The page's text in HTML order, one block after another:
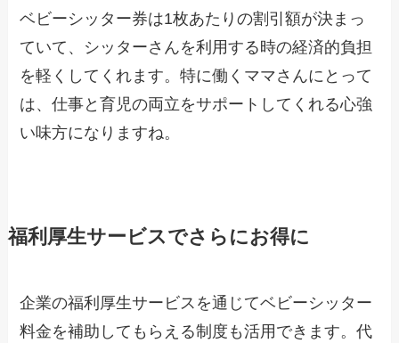
ベビーシッター券は1枚あたりの割引額が決まっ
ていて、シッターさんを利用する時の経済的負担
を軽くしてくれます。特に働くママさんにとって
は、仕事と育児の両立をサポートしてくれる心強
い味方になりますね。
福利厚生サービスでさらにお得に
企業の福利厚生サービスを通じてベビーシッター
料金を補助してもらえる制度も活用できます。代